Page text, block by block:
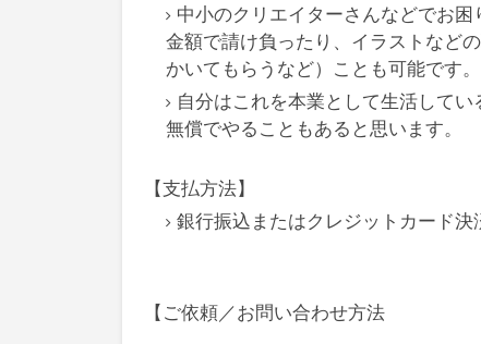
中小のクリエイターさんなどでお
金額で請け負ったり、イラストなど
かいてもらうなど）ことも可能です。
自分はこれを本業として生活して
無償でやることもあると思います。
【支払方法】
銀行振込またはクレジットカード決
【ご依頼／お問い合わせ方法